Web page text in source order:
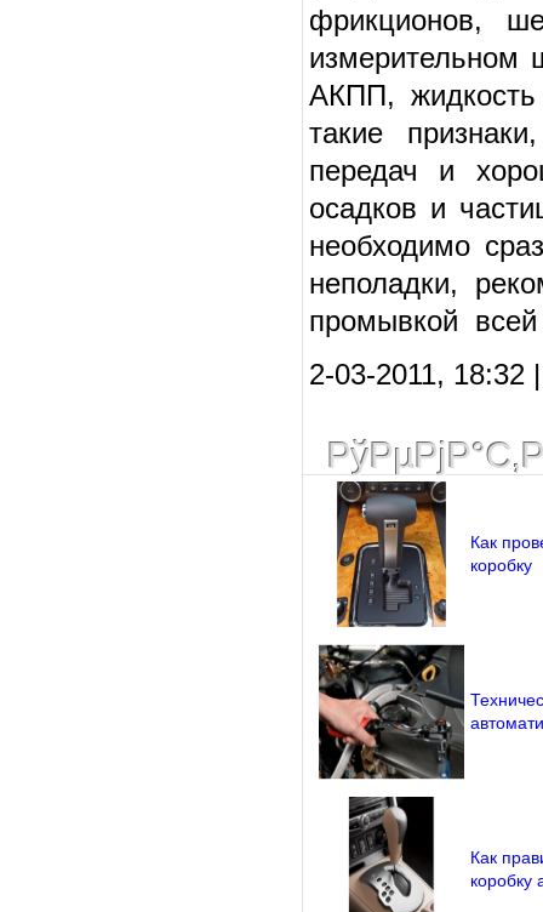
фрикционов,
измерительном
АКПП, жидкость
такие
передач и
осадков и
необходимо
неполадки,
промывкой всей
2-03-2011, 18:32
Как
коробку
Как
коробку